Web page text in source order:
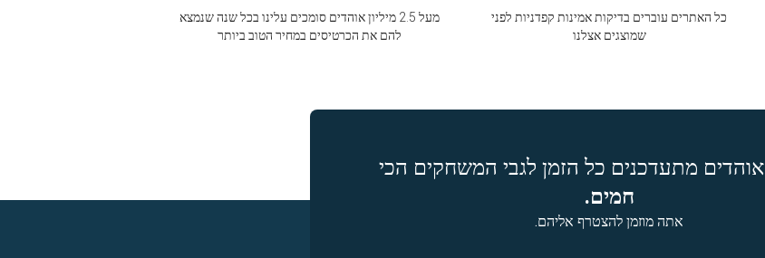
כל האתרים עוברים בדיקות אמינות קפדניות לפני
שמוצגים אצלנו
מעל 2.5 מיליון אוהדים סומכים עלינו בכל שנה שנמצא
להם את הכרטיסים במחיר הטוב ביותר
אוהדים מתעדכנים כל הזמן לגבי המשחקים הכי
חמים.
אתה מוזמן להצטרף אליהם.